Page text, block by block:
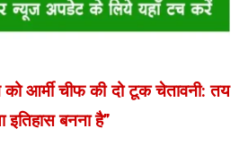
को आर्मी चीफ की दो टूक चेतावनी: तय
इतिहास बनना है”